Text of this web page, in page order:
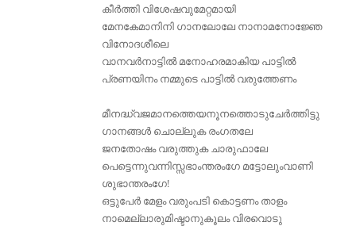
കീര്‍ത്തി വിശേഷവുമേറ്റമായി
മേനകേമാനിനി ഗാനലോലേ നാനാമനോജ്ഞേ
വിനോദശീലെ
വാനവര്‍നാട്ടില്‍ മനോഹരമാകിയ പാട്ടില്‍
പ്രണയിനം നമ്മുടെ പാട്ടില്‍ വരുത്തേണം
മീനദ്ധ്വജമാനത്തെയനൂനത്തൊടുചേര്‍ത്തിട്ടു
ഗാനങ്ങള്‍ ചൊല്ലുക രംഗതലേ
ജനതോഷം വരുത്തുക ചാരുഫാലേ
പെട്ടെന്നുവന്നിസ്സഭാംന്തരംഗേ മട്ടോലുംവാണി
ശുഭാന്തരംഗേ!
ഒട്ടുപേര്‍ മേളം വരുംപടി കൊട്ടണം താളം
നാമെല്ലാരുമിഷ്ടാനുകൂലം വിരവൊടു